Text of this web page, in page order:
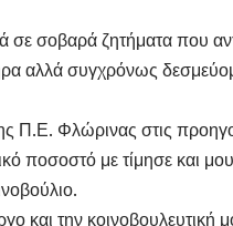
σοβαρά ζητήματα που
αλλά συγχρόνως
Φλώρινας στις
ποσοστό με τίμησε και
και την κοινοβουλευτική